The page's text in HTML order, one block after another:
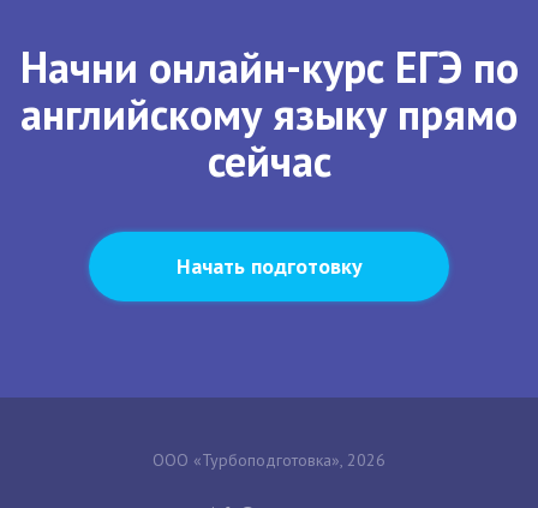
Начни онлайн-курс ЕГЭ по
английскому языку прямо
сейчас
Начать подготовку
ООО «Турбоподготовка», 2026